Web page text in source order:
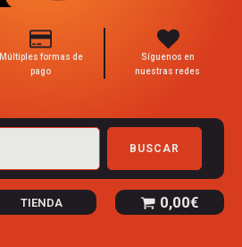
Múltiples formas de
pago
Síguenos en
nuestras redes
BUSCAR
TIENDA 0,00€